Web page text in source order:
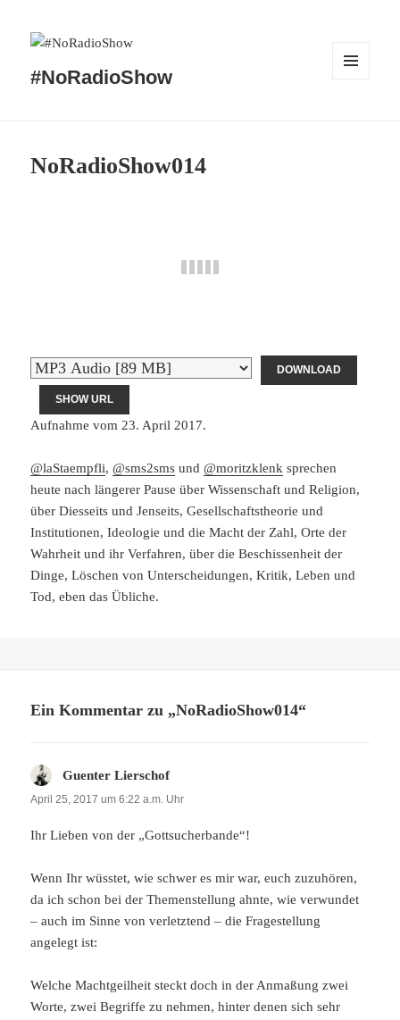
#NoRadioShow
NoRadioShow014
DOWNLOAD
SHOW URL
Aufnahme vom 23. April 2017.
@laStaempfli,@sms2sms und@moritzklenk sprechen
heute nach längerer Pause über Wissenschaft und Religion,
über Diesseits und Jenseits, Gesellschaftstheorie und
Institutionen, Ideologie und die Macht der Zahl, Orte der
Wahrheit und ihr Verfahren, über die Beschissenheit der
Dinge, Löschen von Unterscheidungen, Kritik, Leben und
Tod, eben das Übliche.
Ein Kommentar zu „NoRadioShow014“
Guenter Lierschofsagt:
April 25, 2017 um 6:22 a.m. Uhr
Ihr Lieben von der „Gottsucherbande“!
Wenn Ihr wüsstet, wie schwer es mir war, euch zuzuhören,
da ich schon bei der Themenstellung ahnte, wie verwundet
– auch im Sinne von verletztend – die Fragestellung
angelegt ist:
Welche Machtgeilheit steckt doch in der Anmaßung zwei
Worte, zwei Begriffe zu nehmen, hinter denen sich sehr